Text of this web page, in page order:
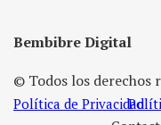
Bembibre Digital
© Todos los derechos
Política de Privacidad